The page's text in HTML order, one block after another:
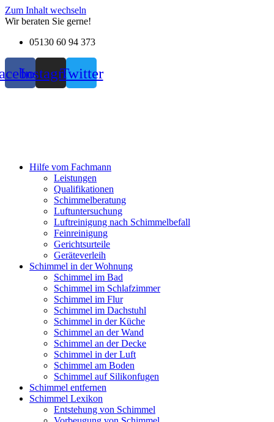
Zum Inhalt wechseln
Wir beraten Sie gerne!
05130 60 94 373
InstagramTwitter
Hilfe vom Fachmann
Leistungen
Qualifikationen
Schimmelberatung
Luftuntersuchung
Luftreinigung nach Schimmelbefall
Feinreinigung
Gerichtsurteile
Geräteverleih
Schimmel in der Wohnung
Schimmel im Bad
Schimmel im Schlafzimmer
Schimmel im Flur
Schimmel im Dachstuhl
Schimmel in der Küche
Schimmel an der Wand
Schimmel an der Decke
Schimmel in der Luft
Schimmel am Boden
Schimmel auf Silikonfugen
Schimmel entfernen
Schimmel Lexikon
Entstehung von Schimmel